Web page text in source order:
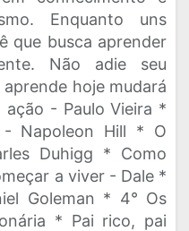
Enquanto uns
que busca aprender
Não adie seu
hoje mudará
- Paulo Vieira *
- Napoleon Hill * O
Duhigg * Como
a viver - Dale *
Goleman * 4° Os
* Pai rico, pai